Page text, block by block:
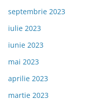
septembrie 2023
iulie 2023
iunie 2023
mai 2023
aprilie 2023
martie 2023